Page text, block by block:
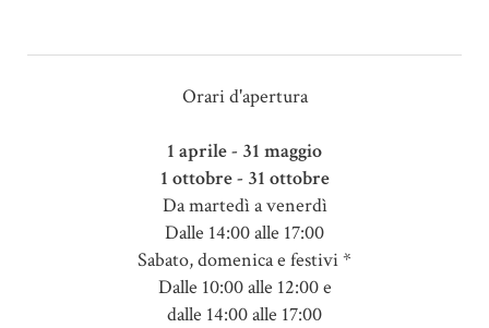
Orari d'apertura
1 aprile - 31 maggio
1 ottobre - 31 ottobre
Da martedì a venerdì
Dalle 14:00 alle 17:00
Sabato, domenica e festivi *
Dalle 10:00 alle 12:00 e
dalle 14:00 alle 17:00